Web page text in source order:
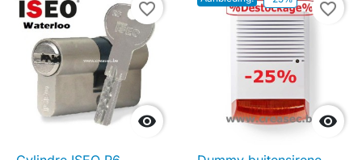

favorite_border

favorite_border